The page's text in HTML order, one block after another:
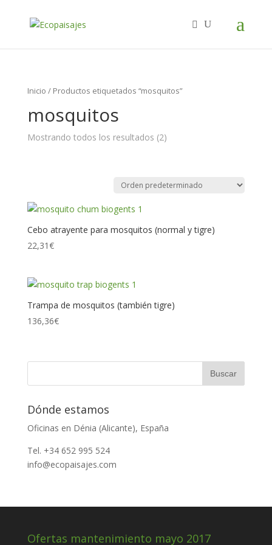
Inicio / Productos etiquetados “mosquitos”
mosquitos
Mostrando todos los resultados (2)
Cebo atrayente para mosquitos (normal y tigre)
22,31€
Trampa de mosquitos (también tigre)
136,36€
Dónde estamos
Oficinas en Dénia (Alicante), España
Tel. +34 652 995 524
info@ecopaisajes.com
Ofertas mantenimiento mayo 2017